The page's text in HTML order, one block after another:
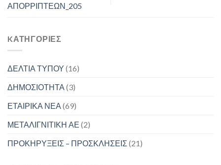
ΑΠΟΡΡΙΠΤΕΩΝ_205
KΑΤΗΓΟΡΊΕΣ
ΔΕΛΤΙΑ ΤΥΠΟΥ (16)
ΔΗΜΟΣΙΟΤΗΤΑ (3)
ΕΤΑΙΡΙΚΑ ΝΕΑ (69)
ΜΕΤΑΛΙΓΝΙΤΙΚΗ ΑΕ (2)
ΠΡΟΚΗΡΥΞΕΙΣ – ΠΡΟΣΚΛΗΣΕΙΣ (21)